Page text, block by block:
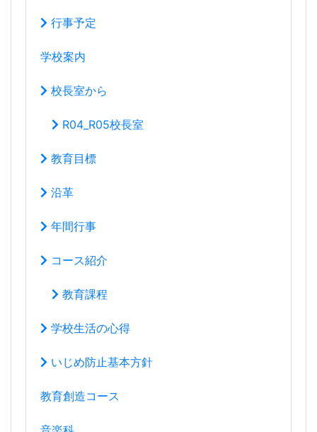
行事予定
学校案内
校長室から
R04_R05校長室
教育目標
沿革
年間行事
コース紹介
教育課程
学校生活の心得
いじめ防止基本方針
教育創造コース